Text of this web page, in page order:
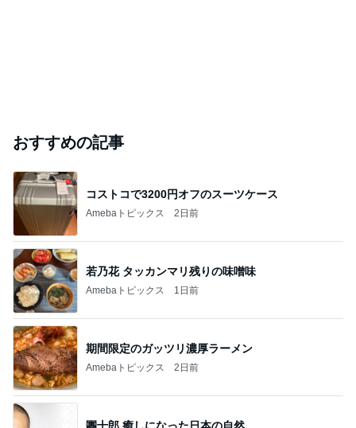
おすすめの記事
コストコで3200円オフのスーツケース
Amebaトピックス 2日前
若乃花 タッカンマリ残りの味噌味
Amebaトピックス 1日前
期間限定のガッツリ濃厚ラーメン
Amebaトピックス 2日前
團十郎 癒しになった日本の自然